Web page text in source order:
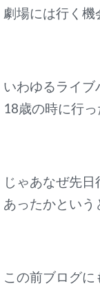
劇場には行く
いわゆるライブ
18歳の時に行
じゃあなぜ先
あったかという
この前ブログに